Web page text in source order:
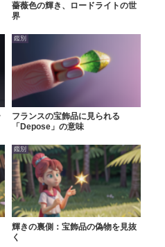
薔薇色の輝き、ロードライトの世
界
鑑別
フランスの宝飾品に見られる
「Depose」の意味
鑑別
輝きの裏側：宝飾品の偽物を見抜
く